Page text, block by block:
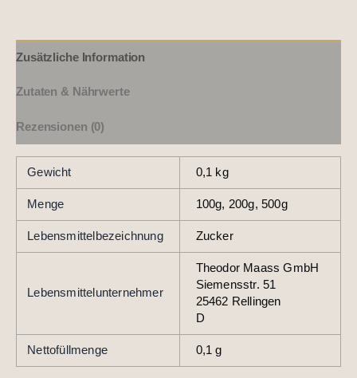
Zusätzliche Information
Zutaten & Nährwerte
Rezensionen (0)
Gewicht 0,1 kg
Menge 100g, 200g, 500g
Lebensmittelbezeichnung Zucker
Lebensmittelunternehmer
Theodor Maass GmbH
Siemensstr. 51
25462 Rellingen
D
Nettofüllmenge 0,1 g